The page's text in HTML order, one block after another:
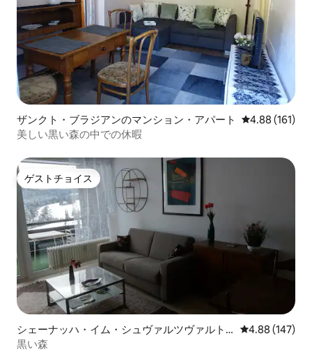
ザンクト・ブラジアンのマンション・アパート レビュー161
4.88 (161)
美しい黒い森の中での休暇
ゲストチョイス
ゲストチョイス
シェーナッハ・イム・シュヴァルツヴァルト
のマンション・アパート
レビュー147
4.88 (147)
黒い森